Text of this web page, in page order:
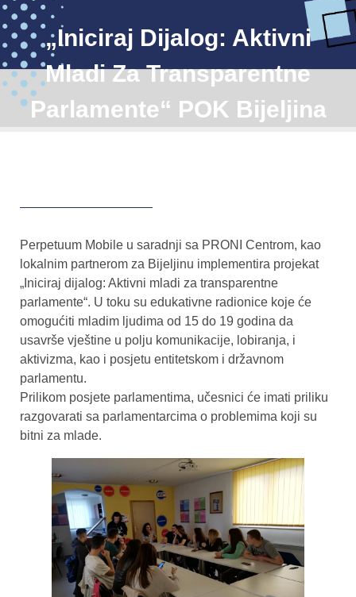
„Iniciraj Dijalog: Aktivni
Mladi Za Transparentne
Parlamente“ POK Bijeljina
Perpetuum Mobile u saradnji sa PRONI Centrom, kao
lokalnim partnerom za Bijeljinu implementira projekat
„Iniciraj dijalog: Aktivni mladi za transparentne
parlamente“. U toku su edukativne radionice koje će
omogućiti mladim ljudima od 15 do 19 godina da
usavrše vještine u polju komunikacije, lobiranja, i
aktivizma, kao i posjetu entitetskom i državnom
parlamentu.
Prilikom posjete parlamentima, učesnici će imati priliku
razgovarati sa parlamentarcima o problemima koji su
bitni za mlade.